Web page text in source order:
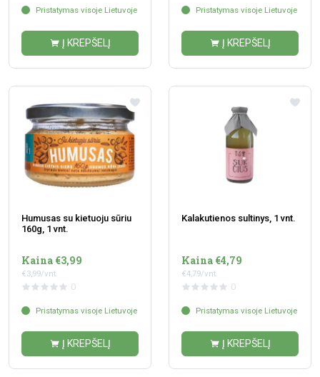
Pristatymas visoje Lietuvoje
Į KREPŠELĮ
Pristatymas visoje Lietuvoje
Į KREPŠELĮ
Humusas su kietuoju sūriu
160g, 1 vnt.
Kaina €3,99
€3,99/vnt.
0
Pristatymas visoje Lietuvoje
Į KREPŠELĮ
Kalakutienos sultinys, 1 vnt.
Kaina €4,79
€4,79/vnt.
0
Pristatymas visoje Lietuvoje
Į KREPŠELĮ